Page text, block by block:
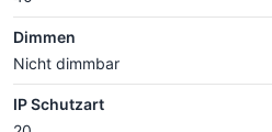
Dimmen
Nicht dimmbar
IP Schutzart